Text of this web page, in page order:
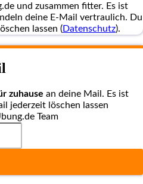
und zusammen fitter. Es ist
deine E-Mail vertraulich. Du
lassen (Datenschutz).
zuhause an deine Mail. Es ist
jederzeit löschen lassen
Team